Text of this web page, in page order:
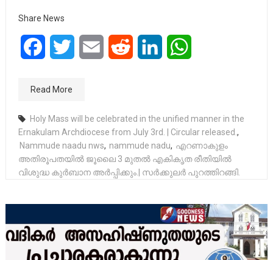
Share News
FacebookTwitter Email Reddit LinkedIn
Read More
Holy Mass will be celebrated in the unified manner in the
Ernakulam Archdiocese from July 3rd. | Circular released.,
Nammude naadu nws, nammude nadu, എറണാകുളം
അതിരൂപതയിൽ ജൂലൈ 3 മുതൽ എകികൃത രീതിയിൽ
വിശുദ്ധ കുർബാന അർപ്പിക്കും.| സർക്കുലർ പുറത്തിറങ്ങി.